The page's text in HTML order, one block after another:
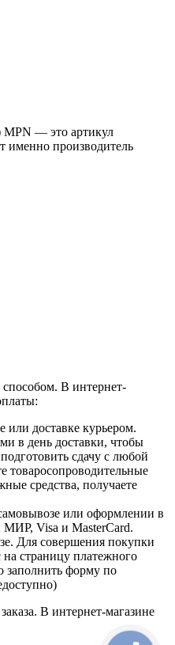
MPN — это артикул
именно производитель
В интернет-
доставке курьером.
в день доставки, чтобы
сдачу с любой
средства, получаете
или оформлении в
МИР, Visa и MasterCard.
Для совершения покупки
на страницу платежного
заполнить форму по
В интернет-магазине